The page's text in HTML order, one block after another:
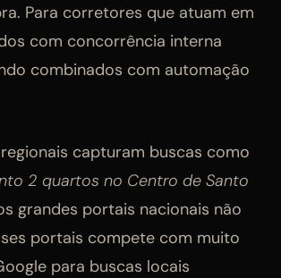
Para corretores que atuam em
com concorrência interna
combinados com automação
capturam buscas como
2 quartos no Centro de Santo
grandes portais nacionais não
portais compete com muito
para buscas locais